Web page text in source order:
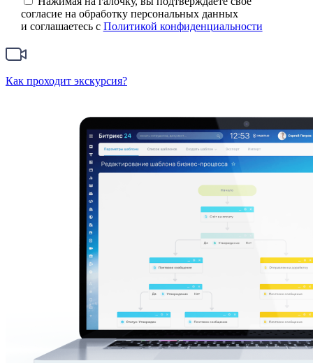
согласие на обработку персональных данных
и соглашаетесь с Политикой конфиденциальности
Как проходит экскурсия?